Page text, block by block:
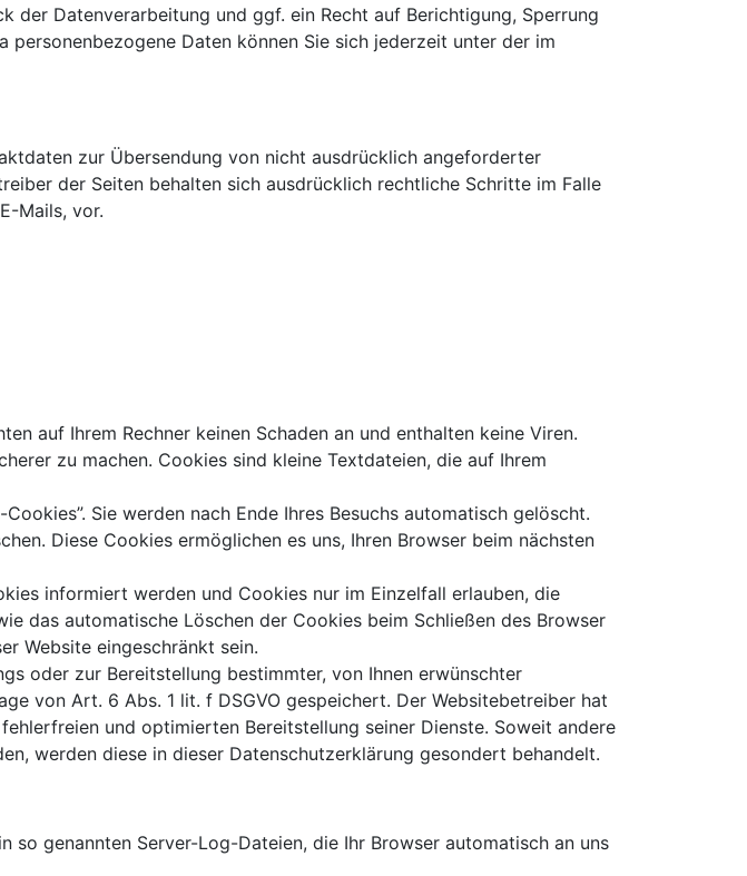
der Datenverarbeitung und ggf. ein Recht auf Berichtigung, Sperrung
Daten können Sie sich jederzeit unter der im
zur Übersendung von nicht ausdrücklich angeforderter
der Seiten behalten sich ausdrücklich rechtliche Schritte im Falle
Mails, vor.
auf Ihrem Rechner keinen Schaden an und enthalten keine Viren.
zu machen. Cookies sind kleine Textdateien, die auf Ihrem
Sie werden nach Ende Ihres Besuchs automatisch gelöscht.
Diese Cookies ermöglichen es uns, Ihren Browser beim nächsten
informiert werden und Cookies nur im Einzelfall erlauben, die
das automatische Löschen der Cookies beim Schließen des Browser
Website eingeschränkt sein.
oder zur Bereitstellung bestimmter, von Ihnen erwünschter
von Art. 6 Abs. 1 lit. f DSGVO gespeichert. Der Websitebetreiber hat
und optimierten Bereitstellung seiner Dienste. Soweit andere
werden diese in dieser Datenschutzerklärung gesondert behandelt.
genannten Server-Log-Dateien, die Ihr Browser automatisch an uns